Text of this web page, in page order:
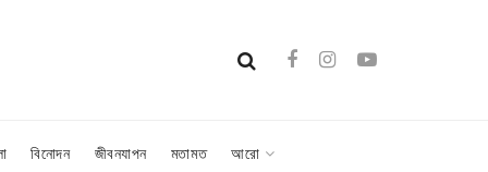
বিনোদন জীবনযাপন মতামত আরো